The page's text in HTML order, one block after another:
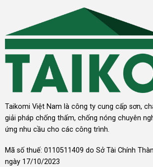
Taikomi Việt Nam là công ty cung cấp sơn,
giải pháp chống thấm, chống nóng chuyên
ứng nhu cầu cho các công trình.
Mã số thuế: 0110511409 do Sở Tài Chính
ngày 17/10/2023